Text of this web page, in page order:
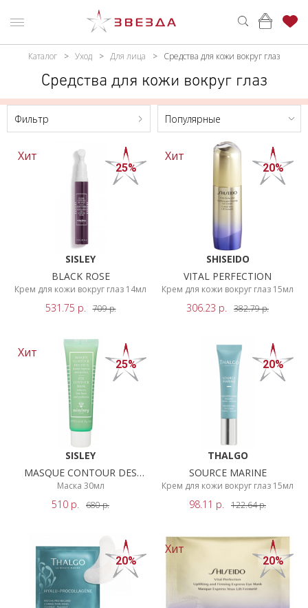
КАТАЛОГ
ВОЙТИ
КОНТАКТЫ
МАГАЗИНОВ
Каталог
ПАРФЮМЕРИЯ
МАКИЯЖ
УХОД
БРЕНДЫ
СЕРВИСЫ
Каталог Уход Для лица Средства для кожи вокруг глаз
Средства для кожи вокруг глаз
Цена,
BYN
От До
SHISEIDO
SISLEY
THALGO
VALMONT
AHC
Фильтр Популярные
Хит
25%
SISLEY
BLACK ROSE
Крем для кожи вокруг глаз 14мл
531.75 р. 709р.
Хит
20%
SHISEIDO
VITAL PERFECTION
Крем для кожи вокруг глаз 15мл
306.23 р. 382.79р.
Хит
25%
SISLEY
MASQUE CONTOUR DES
YEUX
Маска 30мл
510 р. 680р.
20%
THALGO
SOURCE MARINE
Крем для кожи вокруг глаз 15мл
98.11 р. 122.64р.
20%
Хит
20%